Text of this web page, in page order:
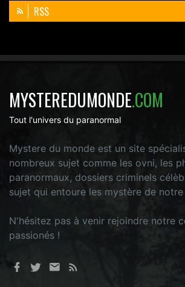
RSS
MYSTEREDUMONDE.COM
Tout l'univers du paranormal
Mystere du monde est un site
nombreux sujet comme les ovni, les
paranormaux, dossiers criminels
sujet qui entoure les mystère de notre
N'hésitez pas à venir rejoindre notre
passionés !